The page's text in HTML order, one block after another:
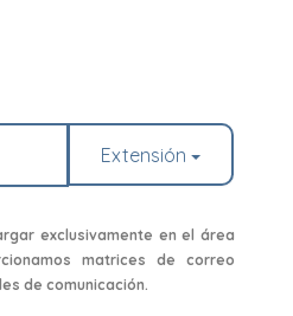
Extensión
exclusivamente en el área
matrices de correo
de comunicación.